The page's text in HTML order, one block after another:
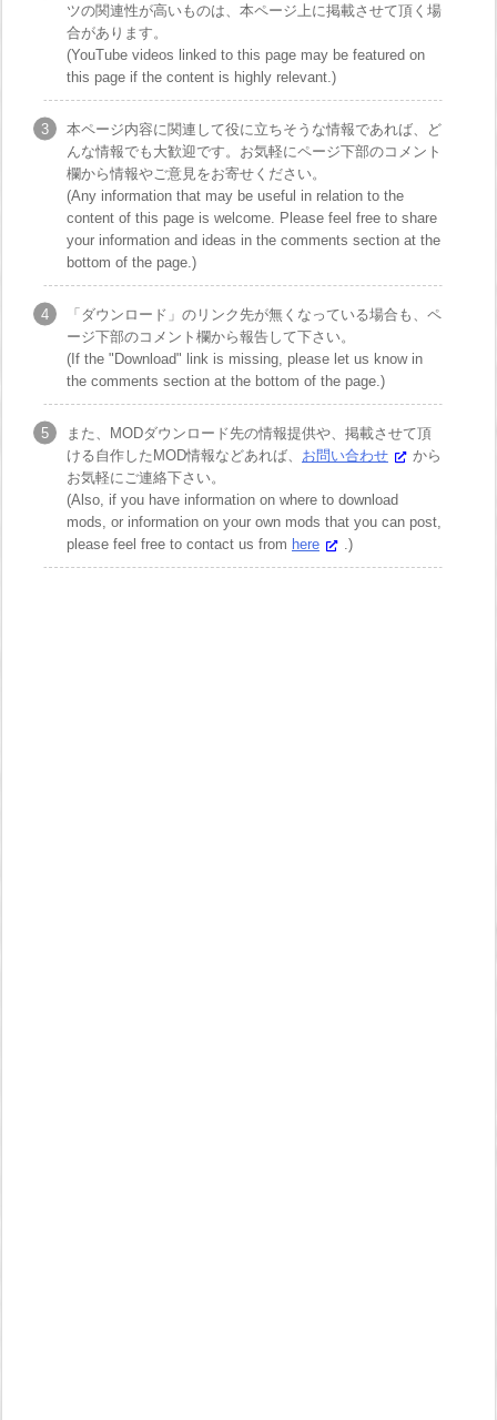
ツの関連性が高いものは、本ページ上に掲載させて頂く場
合があります。
(YouTube videos linked to this page may be featured on
this page if the content is highly relevant.)
本ページ内容に関連して役に立ちそうな情報であれば、ど
んな情報でも大歓迎です。お気軽にページ下部のコメント
欄から情報やご意見をお寄せください。
(Any information that may be useful in relation to the
content of this page is welcome. Please feel free to share
your information and ideas in the comments section at the
bottom of the page.)
「ダウンロード」のリンク先が無くなっている場合も、ペ
ージ下部のコメント欄から報告して下さい。
(If the "Download" link is missing, please let us know in
the comments section at the bottom of the page.)
また、MODダウンロード先の情報提供や、掲載させて頂
ける自作したMOD情報などあれば、 お問い合わせ
から
お気軽にご連絡下さい。
(Also, if you have information on where to download
mods, or information on your own mods that you can post,
please feel free to contact us from here .)